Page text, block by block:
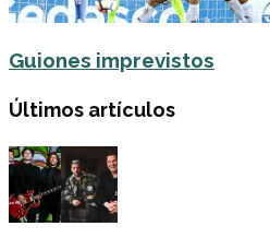
Guiones imprevistos
Últimos artículos